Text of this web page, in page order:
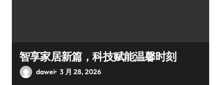
智享家居新篇，科技赋能温馨时刻
dawei 3 月 28, 2026